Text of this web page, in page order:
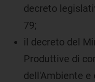
decreto
79;
il decreto del
Produttive di
dell'Ambiente e